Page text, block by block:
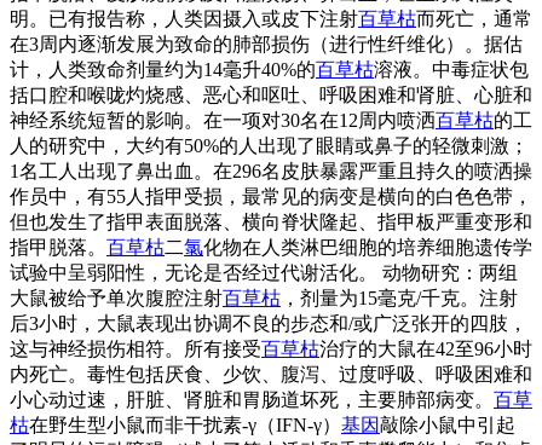
明。已有报告称，人类因摄入或皮下注射百草枯而死亡，通常
在3周内逐渐发展为致命的肺部损伤（进行性纤维化）。据估
计，人类致命剂量约为14毫升40%的百草枯溶液。中毒症状包
括口腔和喉咙灼烧感、恶心和呕吐、呼吸困难和肾脏、心脏和
神经系统短暂的影响。在一项对30名在12周内喷洒百草枯的工
人的研究中，大约有50%的人出现了眼睛或鼻子的轻微刺激；
1名工人出现了鼻出血。在296名皮肤暴露严重且持久的喷洒操
作员中，有55人指甲受损，最常见的病变是横向的白色色带，
但也发生了指甲表面脱落、横向脊状隆起、指甲板严重变形和
指甲脱落。 百草枯二氯化物在人类淋巴细胞的培养细胞遗传学
试验中呈弱阳性，无论是否经过代谢活化。 动物研究：两组
大鼠被给予单次腹腔注射百草枯 ，剂量为15毫克/千克。注射
后3小时，大鼠表现出协调不良的步态和/或广泛张开的四肢，
这与神经损伤相符。所有接受百草枯治疗的大鼠在42至96小时
内死亡。毒性包括厌食、少饮、腹泻、过度呼吸、呼吸困难和
小心动过速，肝脏、肾脏和胃肠道坏死，主要肺部病变。 百草
枯在野生型小鼠而非干扰素-γ（IFN-γ） 基因敲除小鼠中引起